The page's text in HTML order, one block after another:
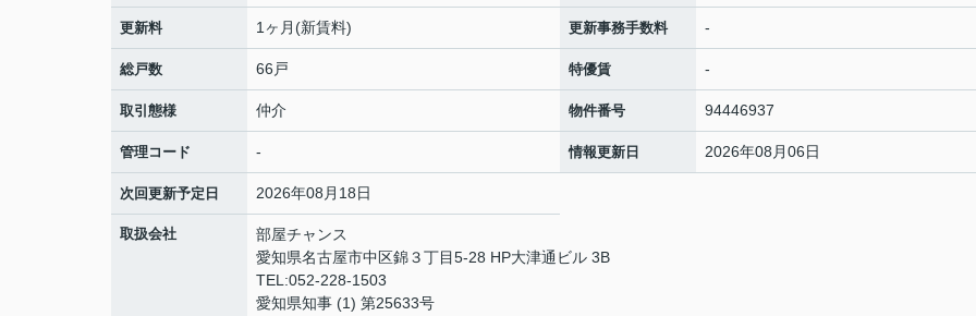
更新料 1ヶ月(新賃料) 更新事務手数料 -
総戸数 66戸 特優賃 -
取引態様 仲介 物件番号 94446937
管理コード - 情報更新日 2026年08月06日
次回更新予定日 2026年08月18日
取扱会社
部屋チャンス
愛知県名古屋市中区錦３丁目5-28 HP大津通ビル 3B
TEL:052-228-1503
愛知県知事 (1) 第25633号